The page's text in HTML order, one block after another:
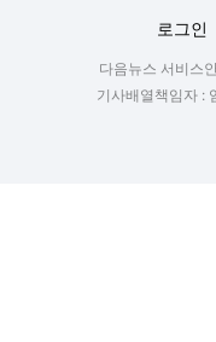
로그인
다음뉴스 서비스
기사배열책임자 :